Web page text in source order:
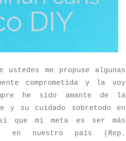
me propuse algunas
comprometida y la voy
he sido amante de la
y su cuidado sobretodo en
que mi meta es ser más
en nuestro país (Rep.